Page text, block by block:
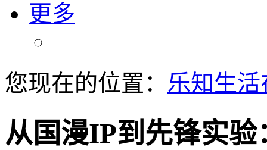
更多
您现在的位置： 乐知生活
从国漫IP到先锋实